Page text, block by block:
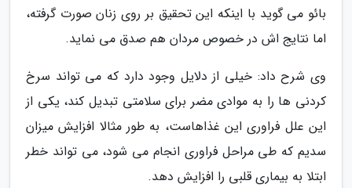
بائو می گوید با اینکه این تحقیق بر روی زنان صورت گرفته،
اما نتایج اش در خصوص مردان هم صدق می نماید.
وی شرح داد: خیلی از دلایل وجود دارد که می تواند سرخ
کردنی ها را به موادی مضر برای سلامتی تبدیل کند، یکی از
این علل فراوری این غذاهاست، به طور مثالا افزایش میزان
سدیم که طی مراحل فراوری انجام می شود، می تواند خطر
ابتلا به بیماری قلبی را افزایش دهد.